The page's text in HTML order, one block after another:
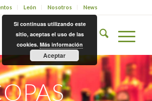
León Nosotros News
Si continuas utilizando este
sitio, aceptas el uso de las
cookies. Más información
Aceptar